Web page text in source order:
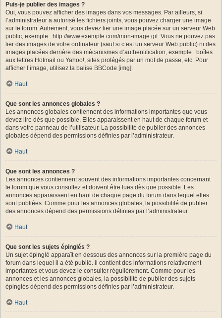
Puis-je publier des images ?
Oui, vous pouvez afficher des images dans vos messages. Par ailleurs, si
l’administrateur a autorisé les fichiers joints, vous pouvez charger une image
sur le forum. Autrement, vous devez lier une image placée sur un serveur Web
public, exemple : http://www.exemple.com/mon-image.gif. Vous ne pouvez pas
lier des images de votre ordinateur (sauf si c’est un serveur Web public) ni des
images placées derrière des mécanismes d’authentification, exemple : boîtes
aux lettres Hotmail ou Yahoo!, sites protégés par un mot de passe, etc. Pour
afficher l’image, utilisez la balise BBCode [img].
Haut
Que sont les annonces globales ?
Les annonces globales contiennent des informations importantes que vous
devez lire dès que possible. Elles apparaissent en haut de chaque forum et
dans votre panneau de l’utilisateur. La possibilité de publier des annonces
globales dépend des permissions définies par l’administrateur.
Haut
Que sont les annonces ?
Les annonces contiennent souvent des informations importantes concernant
le forum que vous consultez et doivent être lues dès que possible. Les
annonces apparaissent en haut de chaque page du forum dans lequel elles
sont publiées. Comme pour les annonces globales, la possibilité de publier
des annonces dépend des permissions définies par l’administrateur.
Haut
Que sont les sujets épinglés ?
Un sujet épinglé apparaît en dessous des annonces sur la première page du
forum dans lequel il a été publié. il contient des informations relativement
importantes et vous devez le consulter régulièrement. Comme pour les
annonces et les annonces globales, la possibilité de publier des sujets
épinglés dépend des permissions définies par l’administrateur.
Haut